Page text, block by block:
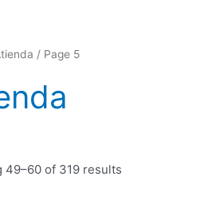
/ Page 5
49–60 of 319 results